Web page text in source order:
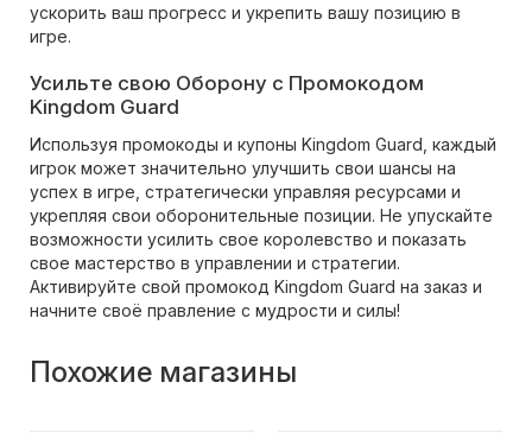
ускорить ваш прогресс и укрепить вашу позицию в
игре.
Усильте свою Оборону с Промокодом
Kingdom Guard
Используя промокоды и купоны Kingdom Guard, каждый
игрок может значительно улучшить свои шансы на
успех в игре, стратегически управляя ресурсами и
укрепляя свои оборонительные позиции. Не упускайте
возможности усилить свое королевство и показать
свое мастерство в управлении и стратегии.
Активируйте свой промокод Kingdom Guard на заказ и
начните своё правление с мудрости и силы!
Похожие магазины